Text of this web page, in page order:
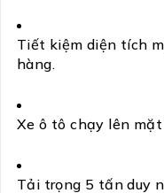
Tiết kiệm diện tích
hàng.
Xe ô tô chạy lên
Tải trọng 5 tấn duy